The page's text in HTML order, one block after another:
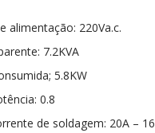
alimentação: 220Va.c.
7.2KVA
5.8KW
0.8
de soldagem: 20A –